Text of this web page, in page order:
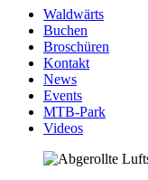
Waldwärts
Buchen
Broschüren
Kontakt
News
Events
MTB-Park
Videos